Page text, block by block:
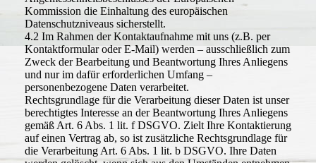
Kommission die Einhaltung des europäischen
Datenschutzniveaus sicherstellt.
4.2 Im Rahmen der Kontaktaufnahme mit uns (z.B. per
Kontaktformular oder E-Mail) werden – ausschließlich zum
Zweck der Bearbeitung und Beantwortung Ihres Anliegens
und nur im dafür erforderlichen Umfang –
personenbezogene Daten verarbeitet.
Rechtsgrundlage für die Verarbeitung dieser Daten ist unser
berechtigtes Interesse an der Beantwortung Ihres Anliegens
gemäß Art. 6 Abs. 1 lit. f DSGVO. Zielt Ihre Kontaktierung
auf einen Vertrag ab, so ist zusätzliche Rechtsgrundlage für
die Verarbeitung Art. 6 Abs. 1 lit. b DSGVO. Ihre Daten